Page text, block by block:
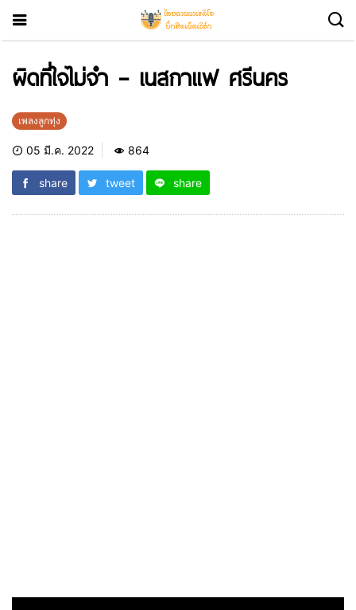
ผิดที่ใจไม่จำ – เนสกาแฟ ศรีนคร
เพลงลูกทุ่ง
05 มี.ค. 2022 864
share tweet share